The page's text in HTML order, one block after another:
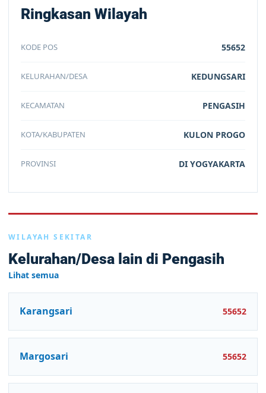
Ringkasan Wilayah
KODE POS 55652
KELURAHAN/DESA KEDUNGSARI
KECAMATAN PENGASIH
KOTA/KABUPATEN KULON PROGO
PROVINSI DI YOGYAKARTA
WILAYAH SEKITAR
Kelurahan/Desa lain di Pengasih
Lihat semua
Karangsari 55652
Margosari 55652